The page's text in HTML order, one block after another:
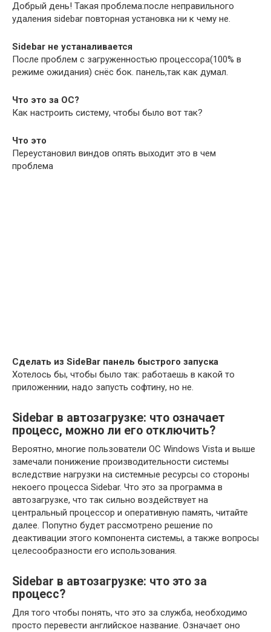
Добрый день! Такая проблема:после неправильного
удаления sidebar повторная установка ни к чему не.
Sidebar не устаналивается
После проблем с загруженностью процессора(100% в
режиме ожидания) снёс бок. панель,так как думал.
Что это за ОС?
Как настроить систему, чтобы было вот так?
Что это
Переустановил виндов опять выходит это в чем
проблема
Сделать из SideBar панель быстрого запуска
Хотелось бы, чтобы было так: работаешь в какой то
приложеннии, надо запусть софтину, но не.
Sidebar в автозагрузке: что означает
процесс, можно ли его отключить?
Вероятно, многие пользователи ОС Windows Vista и выше
замечали понижение производительности системы
вследствие нагрузки на системные ресурсы со стороны
некоего процесса Sidebar. Что это за программа в
автозагрузке, что так сильно воздействует на
центральный процессор и оперативную память, читайте
далее. Попутно будет рассмотрено решение по
деактивации этого компонента системы, а также вопросы
целесообразности его использования.
Sidebar в автозагрузке: что это за
процесс?
Для того чтобы понять, что это за служба, необходимо
просто перевести английское название. Означает оно